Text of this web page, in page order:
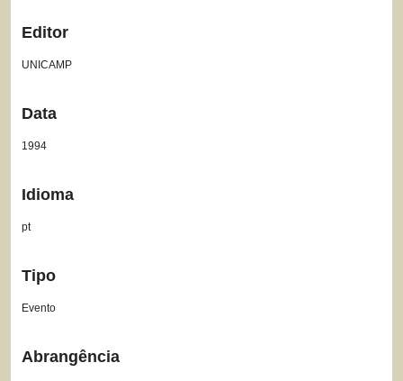
Editor
UNICAMP
Data
1994
Idioma
pt
Tipo
Evento
Abrangência